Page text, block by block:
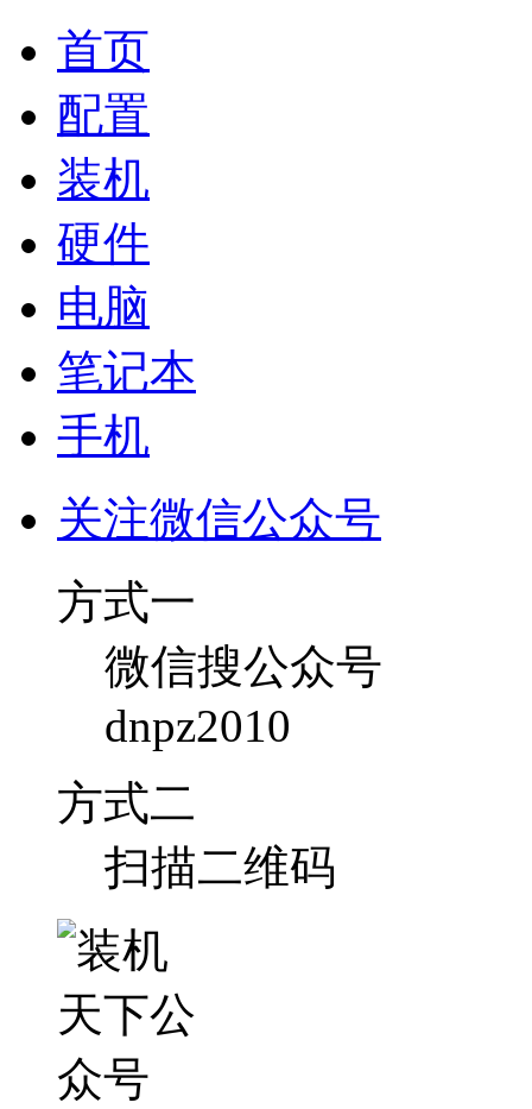
首页
配置
装机
硬件
电脑
笔记本
手机
关注微信公众号
方式一
微信搜公众号
dnpz2010
方式二
扫描二维码